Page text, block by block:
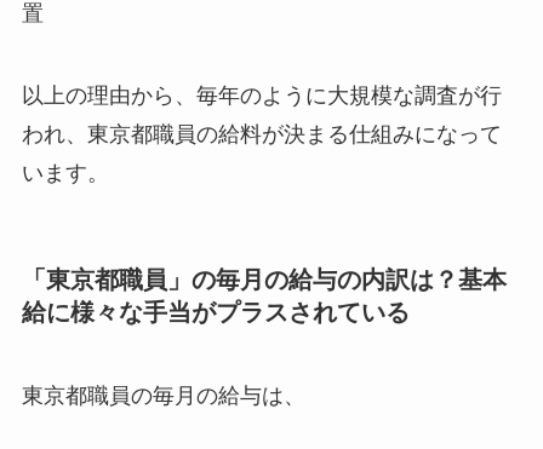
置
以上の理由から、毎年のように大規模な調査が行
われ、東京都職員の給料が決まる仕組みになって
います。
「東京都職員」の毎月の給与の内訳は？基本
給に様々な手当がプラスされている
東京都職員の毎月の給与は、